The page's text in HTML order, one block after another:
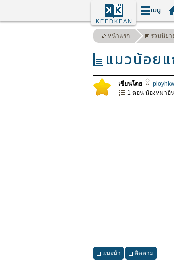
KEEDKEAN
เมนู
หน้าแรก รวมนิย
แมวน้อย
- เขียนโดย
1 ตอน น้องหมาอิ
แนะนำ ติดตาม